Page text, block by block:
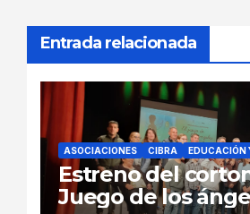
Entrada relacionada
ASOCIACIONES CIBRA EDUCACIÓN
Estreno del
Juego de los